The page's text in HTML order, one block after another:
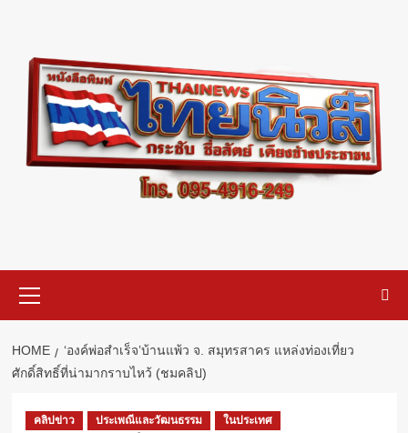
content
Menu
HOME
‘องค์พ่อสำเร็จ’บ้านแพ้ว จ. สมุทรสาคร แหล่งท่องเที่ยว
ศักดิ์สิทธิ์ที่น่ามากราบไหว้ (ชมคลิป)
คลิปข่าว ประเพณีและวัฒนธรรม ในประเทศ